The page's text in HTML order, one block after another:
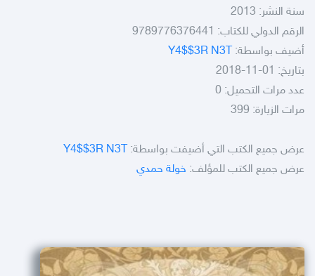
سنة النشر: 2013
الرقم الدولي للكتاب: 9789776376441
أضيف بواسطة: Y4$$3R N3T
بتاريخ: 01-11-2018
عدد مرات التحميل: 0
مرات الزيارة: 399
عرض جميع الكتب التي أضيفت بواسطة: Y4$$3R N3T
عرض جميع الكتب للمؤلف: خولة حمدي